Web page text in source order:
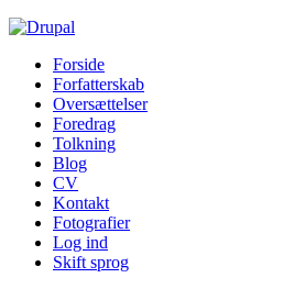
Forside
Forfatterskab
Oversættelser
Foredrag
Tolkning
Blog
CV
Kontakt
Fotografier
Log ind
Skift sprog